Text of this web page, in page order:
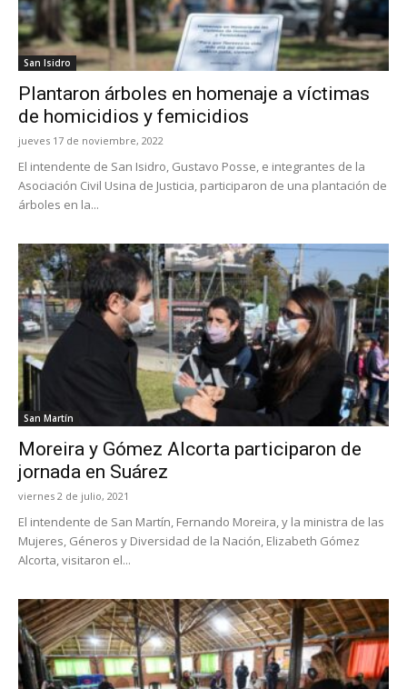
San Isidro
Plantaron árboles en homenaje a víctimas
de homicidios y femicidios
jueves 17 de noviembre, 2022
El intendente de San Isidro, Gustavo Posse, e integrantes de la
Asociación Civil Usina de Justicia, participaron de una plantación de
árboles en la...
San Martín
Moreira y Gómez Alcorta participaron de
jornada en Suárez
viernes 2 de julio, 2021
El intendente de San Martín, Fernando Moreira, y la ministra de las
Mujeres, Géneros y Diversidad de la Nación, Elizabeth Gómez
Alcorta, visitaron el...